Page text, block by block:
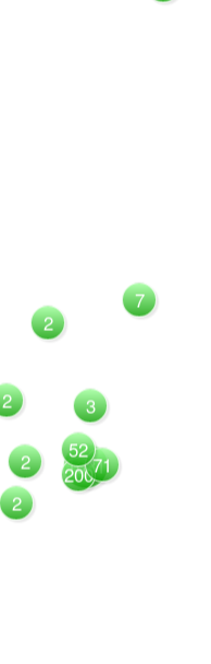
1081
20071
52
7
2 3
2
2
2